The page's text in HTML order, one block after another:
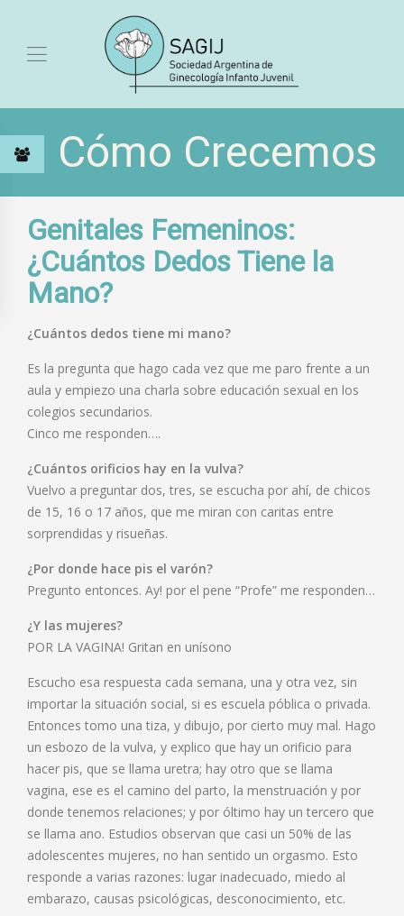
Cómo Crecemos
Genitales Femeninos:
¿Cuántos Dedos Tiene la
Mano?
¿Cuántos dedos tiene mi mano?
Es la pregunta que hago cada vez que me paro frente a un
aula y empiezo una charla sobre educación sexual en los
colegios secundarios.
Cinco me responden….
¿Cuántos orificios hay en la vulva?
Vuelvo a preguntar dos, tres, se escucha por ahí, de chicos
de 15, 16 o 17 años, que me miran con caritas entre
sorprendidas y risueñas.
¿Por donde hace pis el varón?
Pregunto entonces. Ay! por el pene “Profe” me responden…
¿Y las mujeres?
POR LA VAGINA! Gritan en unísono
Escucho esa respuesta cada semana, una y otra vez, sin
importar la situación social, si es escuela póblica o privada.
Entonces tomo una tiza, y dibujo, por cierto muy mal. Hago
un esbozo de la vulva, y explico que hay un orificio para
hacer pis, que se llama uretra; hay otro que se llama
vagina, ese es el camino del parto, la menstruación y por
donde tenemos relaciones; y por óltimo hay un tercero que
se llama ano. Estudios observan que casi un 50% de las
adolescentes mujeres, no han sentido un orgasmo. Esto
responde a varias razones: lugar inadecuado, miedo al
embarazo, causas psicológicas, desconocimiento, etc.